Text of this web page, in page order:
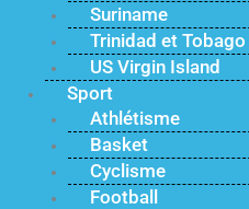
Suriname
Trinidad et Tobago
US Virgin Island
Sport
Athlétisme
Basket
Cyclisme
Football